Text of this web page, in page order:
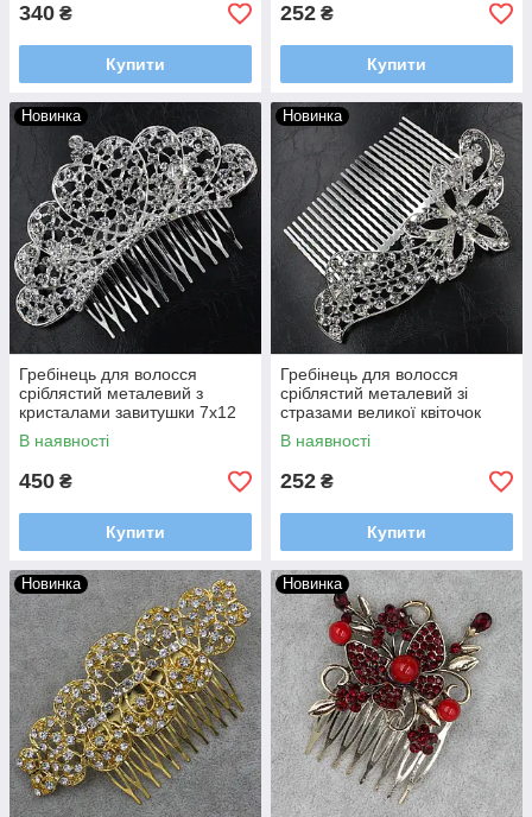
340 ₴
Купити
252 ₴
Купити
Новинка
Гребінець для волосся
сріблястий металевий з
кристалами завитушки 7х12
см 8х11,5 см
В наявності
450 ₴
Купити
Новинка
Гребінець для волосся
сріблястий металевий зі
стразами великої квіточок
12,5х9,5 см
В наявності
252 ₴
Купити
Новинка Новинка